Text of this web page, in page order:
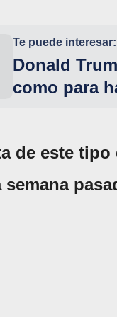
Te puede interesar:
Donald
como para
de este
semana